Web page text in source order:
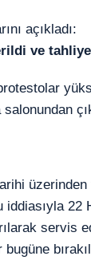
açıkladı:
ve
22
servis